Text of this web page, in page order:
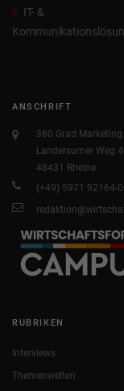
IT- &
ANSCHRIFT
360 Grad Marketing
Landersumer Weg
48431 Rheine
(+49) 5971 92164-0
RUBRIKEN
Interviews
Themenwelten